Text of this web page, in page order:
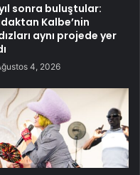
sonra buluştular:
Kalbe’nin
aynı projede yer
4, 2026